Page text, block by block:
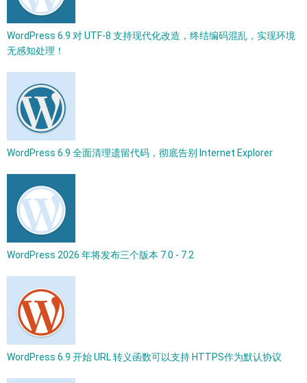
WordPress 6.9 对 UTF-8 支持现代化改造，终结编码混乱，实现环境
无感知处理！
WordPress 6.9 全面清理遗留代码，彻底告别 Internet Explorer
WordPress 2026 年将发布三个版本 7.0 - 7.2
WordPress 6.9 开始 URL 转义函数可以支持 HTTPS作为默认协议